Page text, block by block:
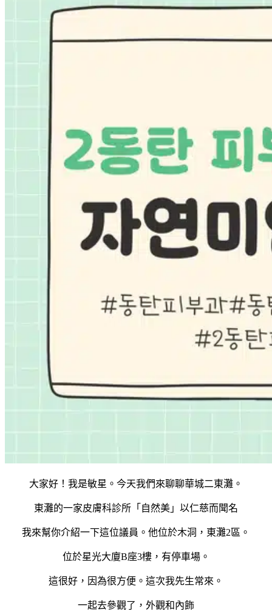
大家好！我是敏星。今天我們來聊聊華城二東灘。
東灘的一家皮膚科診所「自然美」以仁慈而聞名
我來幫你介紹一下這位議員。他位於木洞，東灘2區。
位於星光大廈B座3樓，有停車場。
這很好，因為很方便。這次我先生常來。
一起去參觀了，外觀和內飾